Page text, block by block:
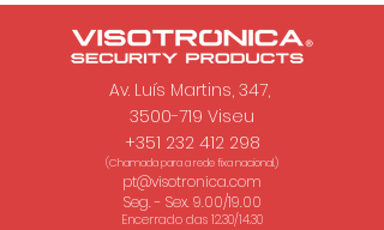
Av. Luís Martins, 347,
3500-719 Viseu
+351 232 412 298
(Chamada para a rede fixa nacional.)
pt@visotronica.com
Seg. - Sex. 9.00/19.00
Encerrado das 12.30/14.30